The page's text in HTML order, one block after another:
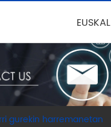
EUSKAL
gurekin harremanetan